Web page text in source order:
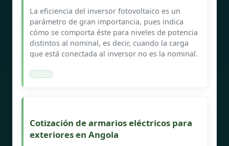
La eficiencia del inversor fotovoltaico es un
parámetro de gran importancia, pues indica
cómo se comporta éste para niveles de potencia
distintos al nominal, es decir, cuando la carga
que está conectada al inversor no es la nominal.
Cotización de armarios eléctricos para
exteriores en Angola